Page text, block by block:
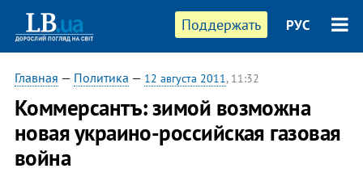
Поддержать РУС
Главная — Политика — 12 августа 2011, 11:32
Коммерсантъ: зимой возможна
новая украино-российская газовая
война